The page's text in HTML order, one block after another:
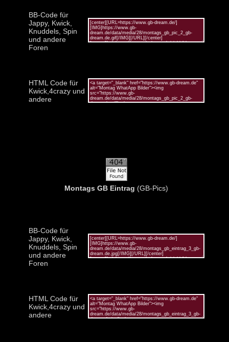
BB-Code für
Jappy, Kwick,
Knuddels, Spin
und andere
Foren
HTML Code für
Kwick,4crazy und
andere
Montags GB Eintrag (GB-Pics)
BB-Code für
Jappy, Kwick,
Knuddels, Spin
und andere
Foren
HTML Code für
Kwick,4crazy und
andere